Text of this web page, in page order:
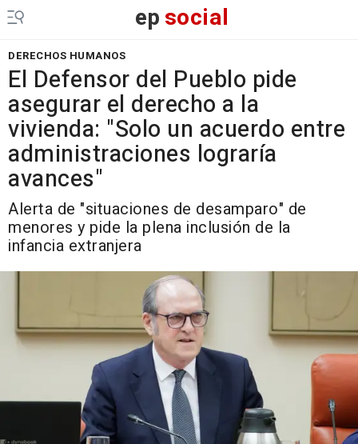
epsocial
DERECHOS HUMANOS
El Defensor del Pueblo pide
asegurar el derecho a la
vivienda: "Solo un acuerdo entre
administraciones lograría
avances"
Alerta de "situaciones de desamparo" de
menores y pide la plena inclusión de la
infancia extranjera